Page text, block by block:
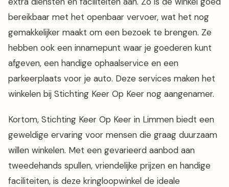
bereikbaar met het openbaar vervoer, wat het nog
gemakkelijker maakt om een bezoek te brengen. Ze
hebben ook een innamepunt waar je goederen kunt
afgeven, een handige ophaalservice en een
parkeerplaats voor je auto. Deze services maken het
winkelen bij Stichting Keer Op Keer nog aangenamer.
Kortom, Stichting Keer Op Keer in Limmen biedt een
geweldige ervaring voor mensen die graag duurzaam
willen winkelen. Met een gevarieerd aanbod aan
tweedehands spullen, vriendelijke prijzen en handige
faciliteiten, is deze kringloopwinkel de ideale